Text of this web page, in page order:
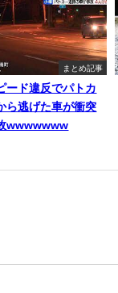
まとめ記事
ード違反でパトカ
ら逃げた車が衝突
wwwwwww